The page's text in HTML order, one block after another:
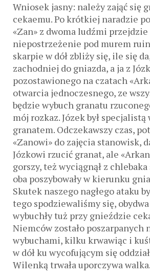
Wniosek jasny: należy zająć się
cekaemu. Po krótkiej naradzie
«Zan» z dwoma ludźmi przejdzie
niepostrzeżenie pod murem
skarpie w dół zbliży się, ile się
zachodniej do gniazda, a ja z
pozostawionego na czatach
otwarcia jednoczesnego, ze
będzie wybuch granatu
mój rozkaz. Józek był specjalistą
granatem. Odczekawszy czas,
«Zanowi» do zajęcia stanowisk,
Józkowi rzucić granat, ale
gorszy, też wyciągnął z
oba poszybowały w kierunku
Skutek naszego nagłego ataku
tego spodziewaliśmy się,
wybuchły tuż przy gnieździe
Niemców zostało poszarpanych
wybuchami, kilku krwawiąc i
w dół ku wycofującym się
Wilenką trwała uporczywa walka.